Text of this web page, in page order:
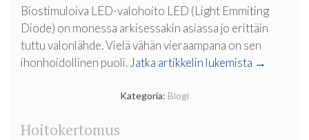
ja
elvyttävä”
Biostimuloiva LED-valohoito LED (Light Emmiting
Diode) on monessa arkisessakin asiassa jo erittäin
tuttu valonlähde. Vielä vähän vieraampana on sen
ihonhoidollinen puoli. Jatka artikkelin lukemista ”Hoitava
→
Kategoria: Blogi
Hoitokertomus